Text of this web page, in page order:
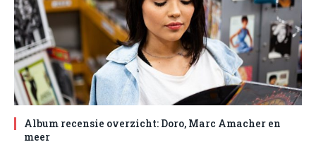
Album recensie overzicht: Doro, Marc Amacher en
meer